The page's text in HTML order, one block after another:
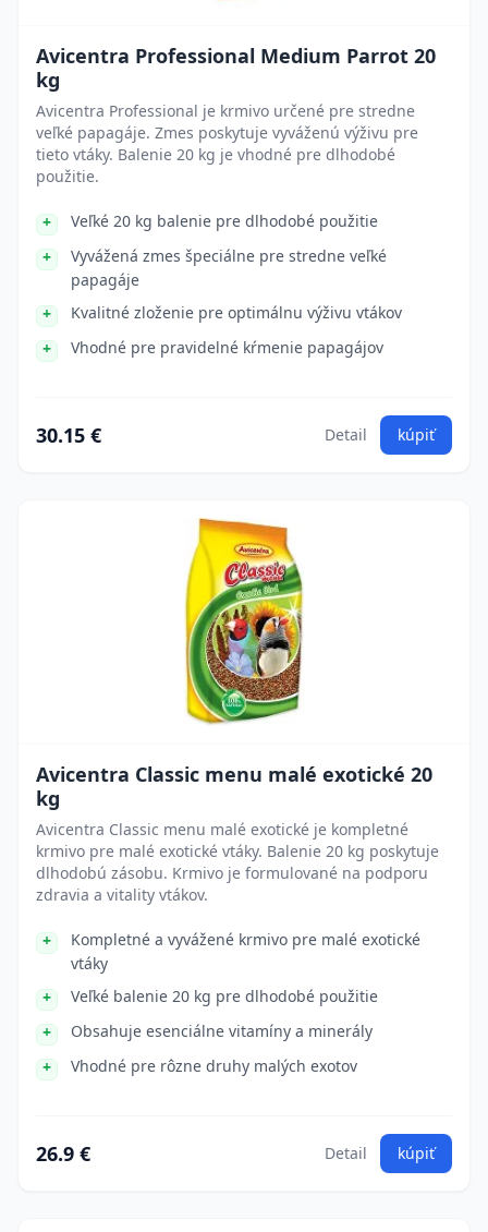
Avicentra Professional Medium Parrot 20
kg
Avicentra Professional je krmivo určené pre stredne
veľké papagáje. Zmes poskytuje vyváženú výživu pre
tieto vtáky. Balenie 20 kg je vhodné pre dlhodobé
použitie.
Veľké 20 kg balenie pre dlhodobé použitie
Vyvážená zmes špeciálne pre stredne veľké
papagáje
Kvalitné zloženie pre optimálnu výživu vtákov
Vhodné pre pravidelné kŕmenie papagájov
30.15 € Detail kúpiť
Avicentra Classic menu malé exotické 20
kg
Avicentra Classic menu malé exotické je kompletné
krmivo pre malé exotické vtáky. Balenie 20 kg poskytuje
dlhodobú zásobu. Krmivo je formulované na podporu
zdravia a vitality vtákov.
Kompletné a vyvážené krmivo pre malé exotické
vtáky
Veľké balenie 20 kg pre dlhodobé použitie
Obsahuje esenciálne vitamíny a minerály
Vhodné pre rôzne druhy malých exotov
26.9 € Detail kúpiť